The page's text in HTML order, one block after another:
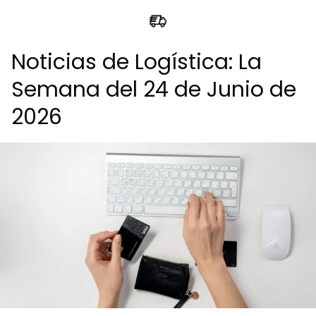
Noticias de Logística: La
Semana del 24 de Junio de
2026